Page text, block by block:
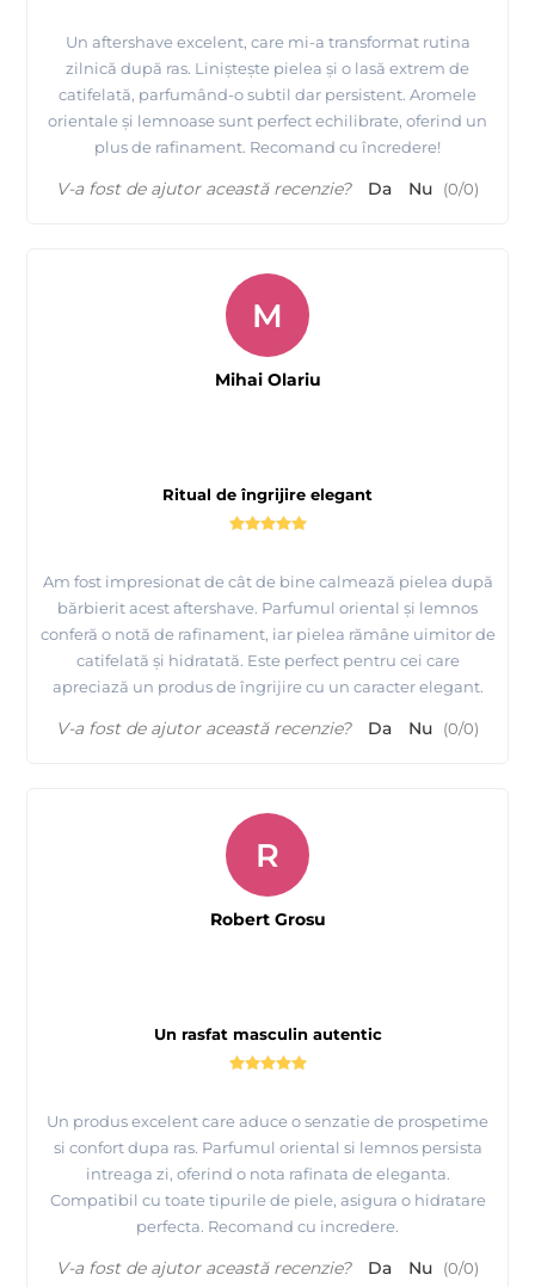
Un aftershave excelent, care mi-a transformat rutina
zilnică după ras. Liniștește pielea și o lasă extrem de
catifelată, parfumând-o subtil dar persistent. Aromele
orientale și lemnoase sunt perfect echilibrate, oferind un
plus de rafinament. Recomand cu încredere!
V-a fost de ajutor această recenzie? Da Nu (0/0)
Ritual de îngrijire elegant
Am fost impresionat de cât de bine calmează pielea după
bărbierit acest aftershave. Parfumul oriental și lemnos
conferă o notă de rafinament, iar pielea rămâne uimitor de
catifelată și hidratată. Este perfect pentru cei care
apreciază un produs de îngrijire cu un caracter elegant.
M
Mihai Olariu
V-a fost de ajutor această recenzie? Da Nu (0/0)
Un rasfat masculin autentic
Un produs excelent care aduce o senzatie de prospetime
si confort dupa ras. Parfumul oriental si lemnos persista
intreaga zi, oferind o nota rafinata de eleganta.
Compatibil cu toate tipurile de piele, asigura o hidratare
perfecta. Recomand cu incredere.
R
Robert Grosu
V-a fost de ajutor această recenzie? Da Nu (0/0)